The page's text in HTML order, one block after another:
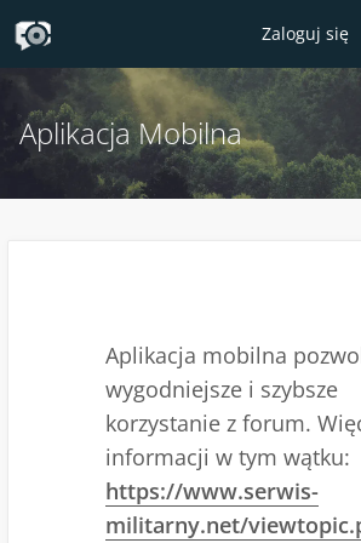
Zaloguj się
Aplikacja Mobilna
Aplikacja mobilna
wygodniejsze i szybsze
korzystanie z forum.
informacji w tym wątku:
https://www.serwis-
militarny.net/